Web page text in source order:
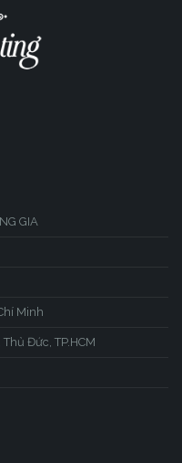
GIA
Minh
Đức, TP.HCM